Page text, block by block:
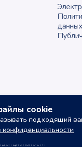
cookie
подходящий
данных